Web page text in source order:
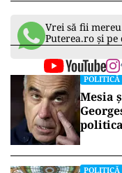
Vrei să fii
Puterea.ro și
POLITICĂ
Mesia
POLITICĂ